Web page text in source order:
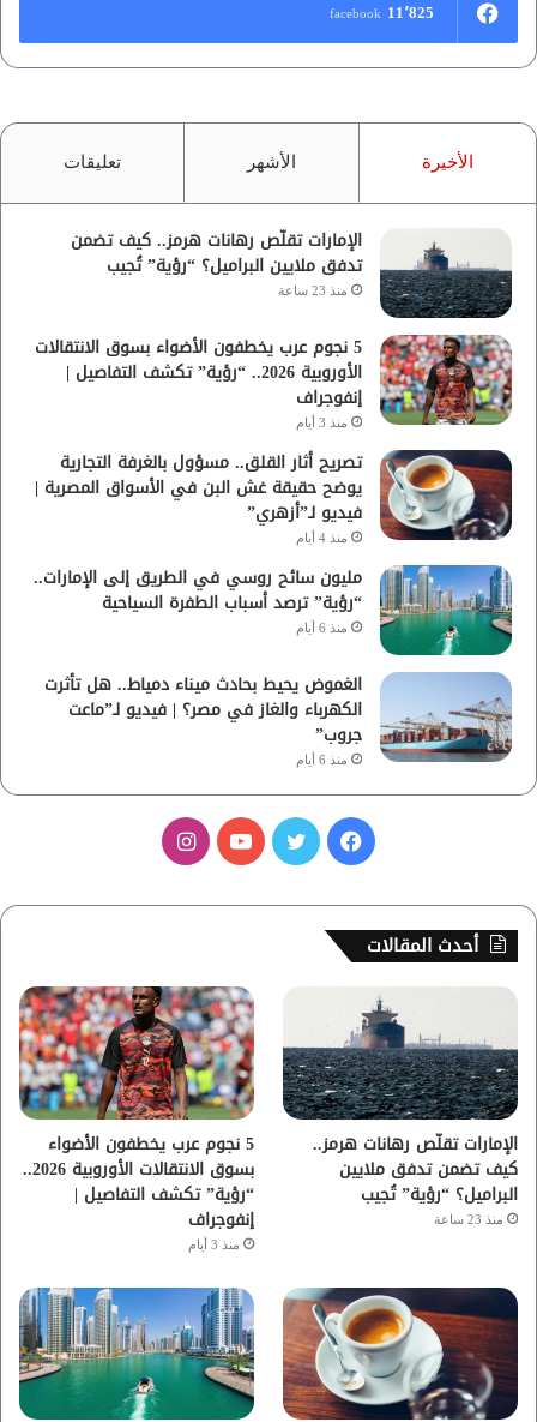
11٬825 facebook
الأخيرة الأشهر تعليقات
الإمارات تقلّص رهانات هرمز.. كيف تضمن
تدفق ملايين البراميل؟ “رؤية” تُجيب
منذ 23 ساعة
5 نجوم عرب يخطفون الأضواء بسوق الانتقالات
الأوروبية 2026.. “رؤية” تكشف التفاصيل |
إنفوجراف
منذ 3 أيام
تصريح أثار القلق.. مسؤول بالغرفة التجارية
يوضح حقيقة غش البن في الأسواق المصرية |
فيديو لـ”أزهري”
منذ 4 أيام
مليون سائح روسي في الطريق إلى الإمارات..
“رؤية” ترصد أسباب الطفرة السياحية
منذ 6 أيام
الغموض يحيط بحادث ميناء دمياط.. هل تأثرت
الكهرباء والغاز في مصر؟ | فيديو لـ”ماعت
جروب”
منذ 6 أيام
س
ب
ك
ي
و
ب
ت
ق
ر
م
أحدث المقالات
الإمارات تقلّص رهانات هرمز..
كيف تضمن تدفق ملايين
البراميل؟ “رؤية” تُجيب
منذ 23 ساعة
5 نجوم عرب يخطفون الأضواء
بسوق الانتقالات الأوروبية 2026..
“رؤية” تكشف التفاصيل |
إنفوجراف
منذ 3 أيام